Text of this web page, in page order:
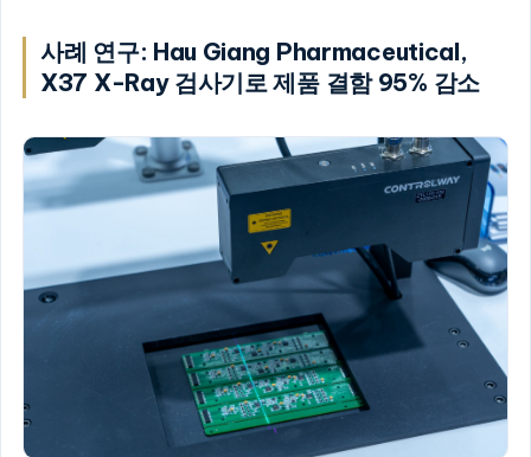
사례 연구: Hau Giang Pharmaceutical,
X37 X-Ray 검사기로 제품 결함 95% 감소